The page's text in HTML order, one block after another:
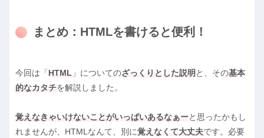
まとめ：HTMLを書けると便利！
今回は「 HTML 」についてのざっくりとした説明 と、その基本
的なカタチを解説しました。
覚えなきゃいけないことがいっぱいあるなぁーと思ったかもし
れませんが、HTMLなんて、別に覚えなくて大丈夫です。必要